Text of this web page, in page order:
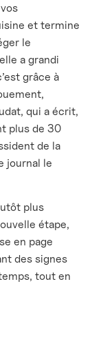
et termine
le
a grandi
grâce à
qui a écrit,
plus de 30
de la
journal le
plus
étape,
en page
des signes
tout en